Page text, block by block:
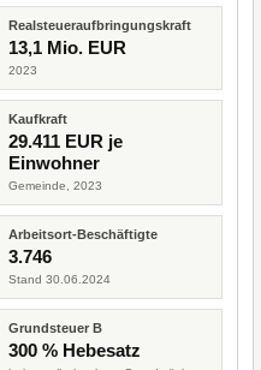
Realsteueraufbringungskraft
13,1 Mio. EUR
2023
Kaufkraft
29.411 EUR je
Einwohner
Gemeinde, 2023
Arbeitsort-Beschäftigte
3.746
Stand 30.06.2024
Grundsteuer B
300 % Hebesatz